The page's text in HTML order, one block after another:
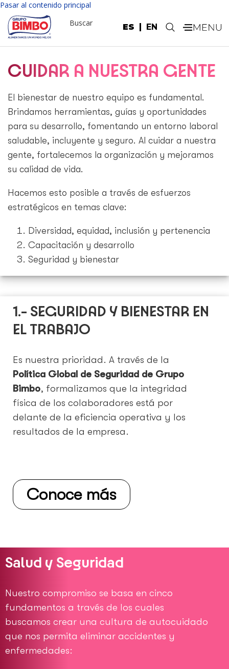
Pasar al contenido principal
ES EN
Buscar .
CUIDAR A NUESTRA GENTE
El bienestar de nuestro equipo es fundamental.
Brindamos herramientas, guías y oportunidades
para su desarrollo, fomentando un entorno laboral
saludable, incluyente y seguro. Al cuidar a nuestra
gente, fortalecemos la organización y mejoramos
su calidad de vida.
Hacemos esto posible a través de esfuerzos
estratégicos en temas clave:
Diversidad, equidad, inclusión y pertenencia
Capacitación y desarrollo
Seguridad y bienestar
1.- SEGURIDAD Y BIENESTAR EN
EL TRABAJO
Es nuestra prioridad. A través de la
Política Global de Seguridad de Grupo
Bimbo, formalizamos que la integridad
física de los colaboradores está por
delante de la eficiencia operativa y los
resultados de la empresa.
Conoce más
Salud y Seguridad
Nuestro compromiso se basa en cinco
fundamentos a través de los cuales
buscamos crear una cultura de autocuidado
que nos permita eliminar accidentes y
enfermedades: